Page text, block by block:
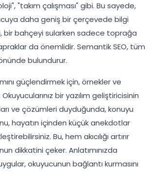
"takım çalışması" gibi. Bu sayede,
daha geniş bir çerçevede bilgi
bir bahçeyi sularken sadece toprağa
da önemlidir. Semantik SEO, tüm
bulundurur.
güçlendirmek için, örnekler ve
bir yazılım geliştiricisinin
ve çözümleri duyduğunda, konuyu
hayatın içinden küçük anekdotlar
Bu, hem akıcılığı artırır
dikkatini çeker. Anlatımınızda
okuyucunun bağlantı kurmasını